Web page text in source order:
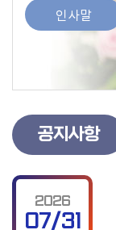
참
여
인사말
공지사항
2026
07/31